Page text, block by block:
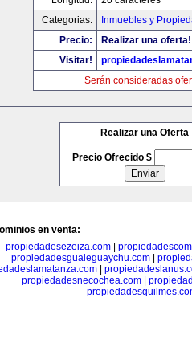
Categorias:
Inmuebles y
Precio:
Realizar una oferta!
Visitar!
Serán consideradas
Realizar una Oferta
Precio Ofrecido $
en venta:
propiedadesezeiza.com
propiedadesgualeguaychu.com|
|
propiedadesnecochea.com